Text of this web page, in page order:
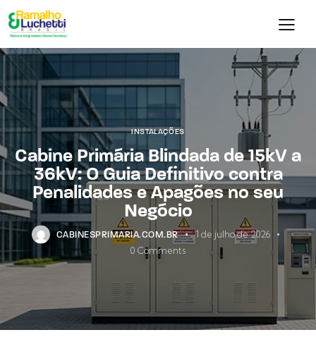
INSTALAÇÕES
Cabine Primária Blindada de 15kV a
36kV: O Guia Definitivo contra
Penalidades e Apagões no seu
Negócio
CABINESPRIMARIA.COM.BR
1 de julho de 2026
0 Comments